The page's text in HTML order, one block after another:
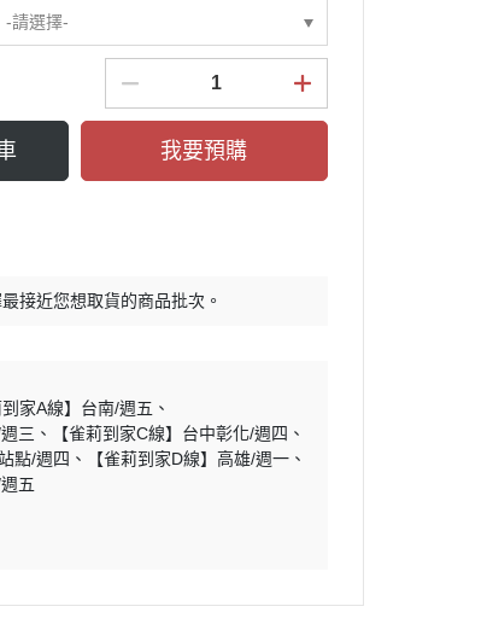
-請選擇-
我要預購
接近您想取貨的商品批次。
到家A線】台南/週五
三
【雀莉到家C線】台中彰化/週四
點/週四
【雀莉到家D線】高雄/週一
五